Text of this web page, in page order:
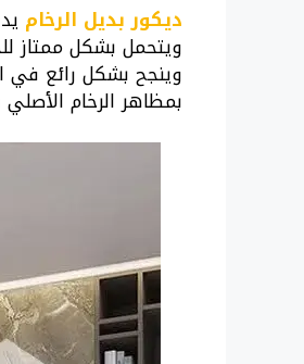
ديكور بديل الرخام
ويتحمل بشكل ممتاز
وينجح بشكل رائع في
بمظاهر الرخام